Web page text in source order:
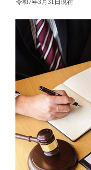
令和7年3月31日現在